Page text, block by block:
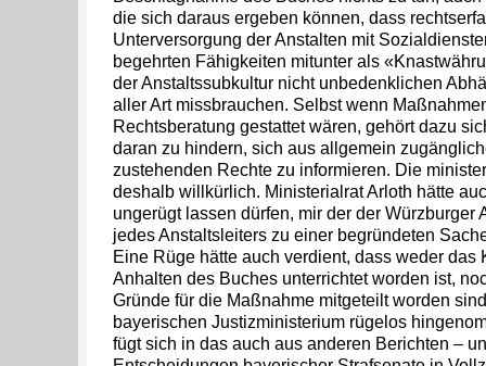
die sich daraus ergeben können, dass
Unterversorgung der Anstalten mit
begehrten Fähigkeiten mitunter als
der Anstaltssubkultur nicht unbedenklichen
aller Art missbrauchen. Selbst wenn
Rechtsberatung gestattet wären, gehört dazu
daran zu hindern, sich aus allgemein
zustehenden Rechte zu informieren. Die
deshalb willkürlich. Ministerialrat Arloth hätte
ungerügt lassen dürfen, mir der der Würzburger
jedes Anstaltsleiters zu einer begründeten
Eine Rüge hätte auch verdient, dass weder das
Anhalten des Buches unterrichtet worden ist,
Gründe für die Maßnahme mitgeteilt worden
bayerischen Justizministerium rügelos
fügt sich in das auch aus anderen Berichten –